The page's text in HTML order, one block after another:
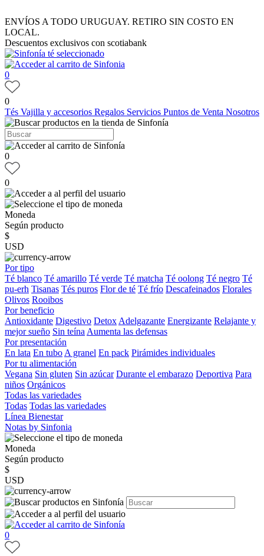
ENVÍOS A TODO URUGUAY. RETIRO SIN COSTO EN
LOCAL.
Descuentos exclusivos con scotiabank
0
0
Tés Vajilla y accesorios Regalos Servicios Puntos de Venta Nosotros
0
0
Moneda
Según producto
$
USD
Por tipo
Té blanco Té amarillo Té verde Té matcha Té oolong Té negro Té
pu-erh Tisanas Tés puros Flor de té Té frío Descafeinados Florales
Olivos Rooibos
Por beneficio
Antioxidante Digestivo Detox Adelgazante Energizante Relajante y
mejor sueño Sin teína Aumenta las defensas
Por presentación
En lata En tubo A granel En pack Pirámides individuales
Por tu alimentación
Vegana Sin gluten Sin azúcar Durante el embarazo Deportiva Para
niños Orgánicos
Todas las variedades
Todas Todas las variedades
Línea Bienestar
Notas by Sinfonia
Moneda
Según producto
$
USD
0